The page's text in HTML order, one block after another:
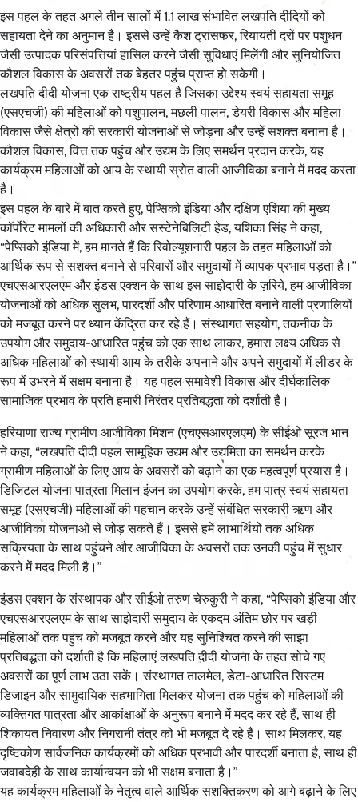
इस पहल के तहत अगले तीन सालों में 1.1 लाख संभावित लखपति दीदियों को
सहायता देने का अनुमान है। इससे उन्हें कैश ट्रांसफर, रियायती दरों पर पशुधन
जैसी उत्पादक परिसंपत्तियां हासिल करने जैसी सुविधाएं मिलेंगी और सुनियोजित
कौशल विकास के अवसरों तक बेहतर पहुंच प्राप्त हो सकेगी।
लखपति दीदी योजना एक राष्ट्रीय पहल है जिसका उद्देश्य स्वयं सहायता समूह
(एसएचजी) की महिलाओं को पशुपालन, मछली पालन, डेयरी विकास और महिला
विकास जैसे क्षेत्रों की सरकारी योजनाओं से जोड़ना और उन्हें सशक्त बनाना है।
कौशल विकास, वित्त तक पहुंच और उद्यम के लिए समर्थन प्रदान करके, यह
कार्यक्रम महिलाओं को आय के स्थायी स्रोत वाली आजीविका बनाने में मदद करता
है।
इस पहल के बारे में बात करते हुए, पेप्सिको इंडिया और दक्षिण एशिया की मुख्य
कॉर्पोरेट मामलों की अधिकारी और सस्टेनेबिलिटी हेड, यशिका सिंह ने कहा,
“पेप्सिको इंडिया में, हम मानते हैं कि रिवोल्यूशनारी पहल के तहत महिलाओं को
आर्थिक रूप से सशक्त बनाने से परिवारों और समुदायों में व्यापक प्रभाव पड़ता है।”
एचएसआरएलएम और इंडस एक्शन के साथ इस साझेदारी के ज़रिये, हम आजीविका
योजनाओं को अधिक सुलभ, पारदर्शी और परिणाम आधारित बनाने वाली प्रणालियों
को मजबूत करने पर ध्यान केंद्रित कर रहे हैं। संस्थागत सहयोग, तकनीक के
उपयोग और समुदाय-आधारित पहुंच को एक साथ लाकर, हमारा लक्ष्य अधिक से
अधिक महिलाओं को स्थायी आय के तरीके अपनाने और अपने समुदायों में लीडर के
रूप में उभरने में सक्षम बनाना है। यह पहल समावेशी विकास और दीर्घकालिक
सामाजिक प्रभाव के प्रति हमारी निरंतर प्रतिबद्धता को दर्शाती है।
हरियाणा राज्य ग्रामीण आजीविका मिशन (एचएसआरएलएम) के सीईओ सूरज भान
ने कहा, “लखपति दीदी पहल सामूहिक उद्यम और उद्यमिता का समर्थन करके
ग्रामीण महिलाओं के लिए आय के अवसरों को बढ़ाने का एक महत्वपूर्ण प्रयास है।
डिजिटल योजना पात्रता मिलान इंजन का उपयोग करके, हम पात्र स्वयं सहायता
समूह (एसएचजी) महिलाओं की पहचान करके उन्हें संबंधित सरकारी ऋण और
आजीविका योजनाओं से जोड़ सकते हैं। इससे हमें लाभार्थियों तक अधिक
सक्रियता के साथ पहुंचने और आजीविका के अवसरों तक उनकी पहुंच में सुधार
करने में मदद मिली है।”
इंडस एक्शन के संस्थापक और सीईओ तरुण चेरुकुरी ने कहा, “पेप्सिको इंडिया और
एचएसआरएलएम के साथ साझेदारी समुदाय के एकदम अंतिम छोर पर खड़ी
महिलाओं तक पहुंच को मजबूत करने और यह सुनिश्चित करने की साझा
प्रतिबद्धता को दर्शाती है कि महिलाएं लखपति दीदी योजना के तहत सोचे गए
अवसरों का पूर्ण लाभ उठा सकें। संस्थागत तालमेल, डेटा-आधारित सिस्टम
डिजाइन और सामुदायिक सहभागिता मिलकर योजना तक पहुंच को महिलाओं की
व्यक्तिगत पात्रता और आकांक्षाओं के अनुरूप बनाने में मदद कर रहे हैं, साथ ही
शिकायत निवारण और निगरानी तंत्र को भी मजबूत दे रहे हैं। साथ मिलकर, यह
दृष्टिकोण सार्वजनिक कार्यक्रमों को अधिक प्रभावी और पारदर्शी बनाता है, साथ ही
जवाबदेही के साथ कार्यान्वयन को भी सक्षम बनाता है।”
यह कार्यक्रम महिलाओं के नेतृत्व वाले आर्थिक सशक्तिकरण को आगे बढ़ाने के लिए